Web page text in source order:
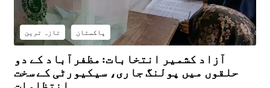
پاکستان تازہ ترین
آزاد کشمیر انتخابات: مظفرآباد کے دو
حلقوں میں پولنگ جاری، سیکیورٹی کے سخت
انتظامات